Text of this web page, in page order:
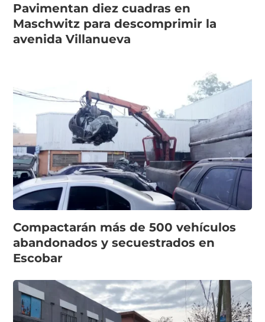
Pavimentan diez cuadras en
Maschwitz para descomprimir la
avenida Villanueva
Compactarán más de 500 vehículos
abandonados y secuestrados en
Escobar